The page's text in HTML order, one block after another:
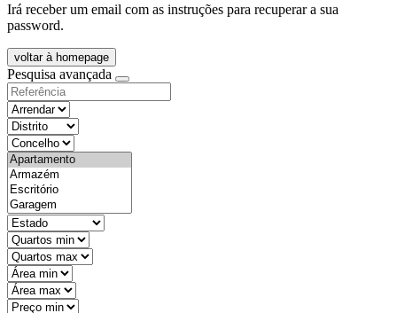
Irá receber um email com as instruções para recuperar a sua
password.
voltar à homepage
Pesquisa avançada
objective
districtId
countyId
types
state
mintypo
maxtypo
minarea
maxarea
minprice